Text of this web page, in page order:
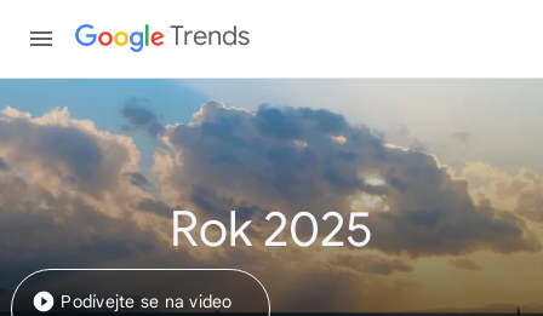
Trends
Rok 2025
Podívejte se na video